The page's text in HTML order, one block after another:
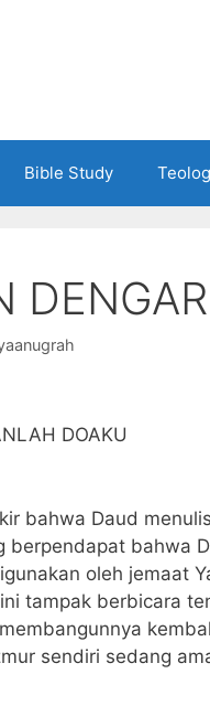
Bible Study
DOAKU
bahwa Daud
berpendapat bahwa
oleh jemaat
tampak berbicara
sendiri sedang